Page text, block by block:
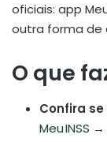
oficiais: app
outra forma de
O que
Confira
Meu INSS →